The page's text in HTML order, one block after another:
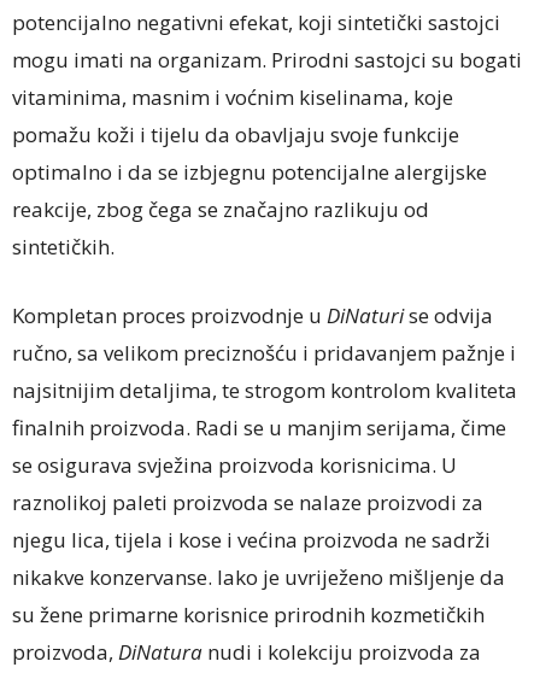
potencijalno negativni efekat, koji sintetički sastojci
mogu imati na organizam. Prirodni sastojci su bogati
vitaminima, masnim i voćnim kiselinama, koje
pomažu koži i tijelu da obavljaju svoje funkcije
optimalno i da se izbjegnu potencijalne alergijske
reakcije, zbog čega se značajno razlikuju od
sintetičkih.
Kompletan proces proizvodnje u DiNaturise odvija
ručno, sa velikom preciznošću i pridavanjem pažnje i
najsitnijim detaljima, te strogom kontrolom kvaliteta
finalnih proizvoda. Radi se u manjim serijama, čime
se osigurava svježina proizvoda korisnicima. U
raznolikoj paleti proizvoda se nalaze proizvodi za
njegu lica, tijela i kose i većina proizvoda ne sadrži
nikakve konzervanse. Iako je uvriježeno mišljenje da
su žene primarne korisnice prirodnih kozmetičkih
proizvoda, DiNatura nudi i kolekciju proizvoda za